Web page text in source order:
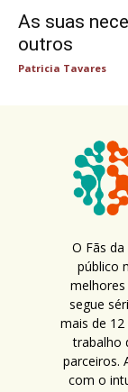
As suas
outros
Patricia Tavares
O Fãs
público
segue
mais de
trabalho
parceiros.
com o